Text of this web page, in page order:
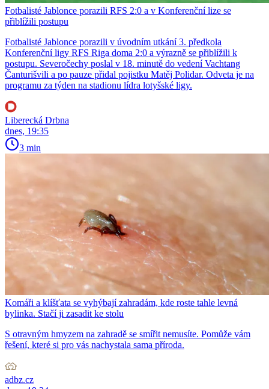
Fotbalisté Jablonce porazili RFS 2:0 a v Konferenční lize se
přiblížili postupu
Fotbalisté Jablonce porazili v úvodním utkání 3. předkola
Konferenční ligy RFS Riga doma 2:0 a výrazně se přiblížili k
postupu. Severočechy poslal v 18. minutě do vedení Vachtang
Čanturišvili a po pauze přidal pojistku Matěj Polidar. Odveta je na
programu za týden na stadionu lídra lotyšské ligy.
Liberecká Drbna
dnes, 19:35
3 min
Komáři a klíšťata se vyhýbají zahradám, kde roste tahle levná
bylinka. Stačí ji zasadit ke stolu
S otravným hmyzem na zahradě se smířit nemusíte. Pomůže vám
řešení, které si pro vás nachystala sama příroda.
adbz.cz